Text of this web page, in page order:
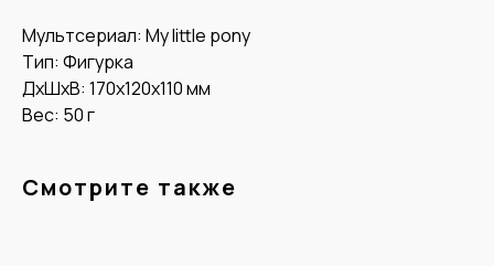
Мультсериал: My little pony
Тип: Фигурка
ДxШxВ: 170x120x110 мм
Вес: 50 г
Смотрите также